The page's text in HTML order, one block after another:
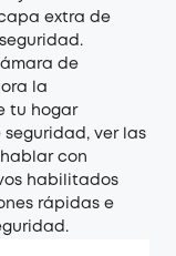
extra de
de
la
tu hogar
ver las
con
habilitados
rápidas e